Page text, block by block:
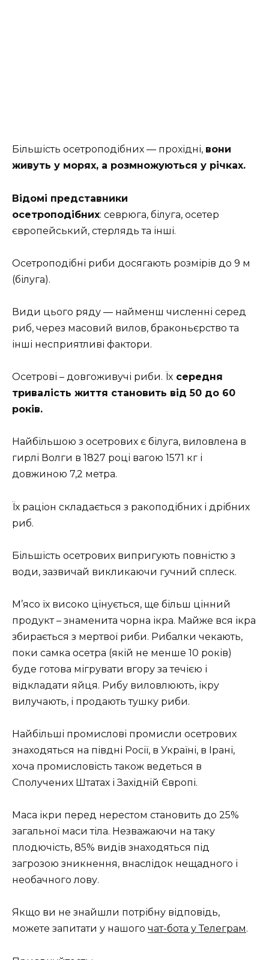
Більшість осетроподібних — прохідні, вони
живуть у морях, а розмножуються у річках.
Відомі представники
осетроподібних: севрюга, білуга, осетер
європейський, стерлядь та інші.
Осетроподібні риби досягають розмірів до 9 м
(білуга).
Види цього ряду — найменш численні серед
риб, через масовий вилов, браконьєрство та
інші несприятливі фактори.
Осетрові – довгоживучі риби. Їх середня
тривалість життя становить від 50 до 60
років.
Найбільшою з осетрових є білуга, виловлена ​​в
гирлі Волги в 1827 році вагою 1571 кг і
довжиною 7,2 метра.
Їх раціон складається з ракоподібних і дрібних
риб.
Більшість осетрових випригують повністю з
води, зазвичай викликаючи гучний сплеск.
М’ясо їх високо цінується, ще більш цінний
продукт – знаменита чорна ікра. Майже вся ікра
збирається з мертвої риби. Рибалки чекають,
поки самка осетра (якій не менше 10 років)
буде готова мігрувати вгору за течією і
відкладати яйця. Рибу виловлюють, ікру
вилучають, і продають тушку риби.
Найбільші промислові промисли осетрових
знаходяться на півдні Росії, в Україні, в Ірані,
хоча промисловість також ведеться в
Сполучених Штатах і Західній Європі.
Маса ікри перед нерестом становить до 25%
загальної маси тіла. Незважаючи на таку
плодючість, 85% видів знаходяться під
загрозою зникнення, внаслідок нещадного і
необачного лову.
Якщо ви не знайшли потрібну відповідь,
можете запитати у нашого чат-бота у Телеграм.